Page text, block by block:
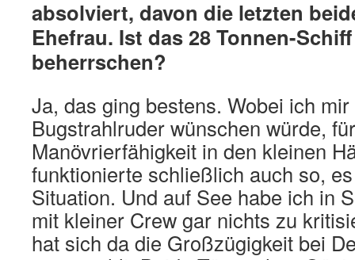
absolviert, davon die letzten
Ehefrau. Ist das 28 Tonnen-
beherrschen?
Ja, das ging bestens. Wobei ich
Bugstrahlruder wünschen würde,
Manövrierfähigkeit in den kleinen
funktionierte schließlich auch so,
Situation. Und auf See habe ich in
mit kleiner Crew gar nichts zu
hat sich da die Großzügigkeit bei